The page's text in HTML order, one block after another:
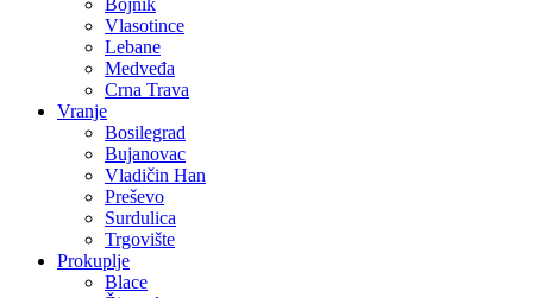
Bojnik
Vlasotince
Lebane
Medveđa
Crna Trava
Vranje
Bosilegrad
Bujanovac
Vladičin Han
Preševo
Surdulica
Trgovište
Prokuplje
Blace